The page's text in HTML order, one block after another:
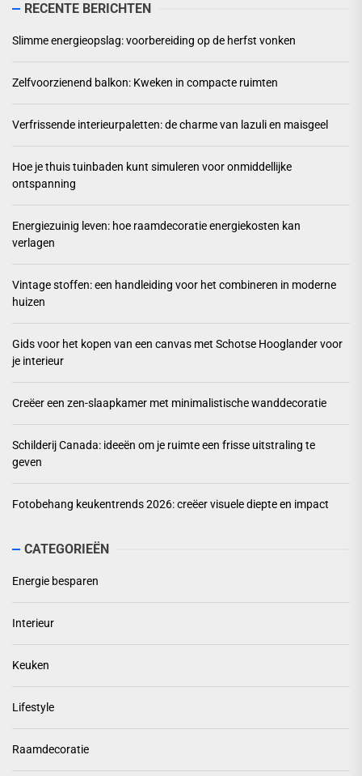
RECENTE BERICHTEN
Slimme energieopslag: voorbereiding op de herfst vonken
Zelfvoorzienend balkon: Kweken in compacte ruimten
Verfrissende interieurpaletten: de charme van lazuli en maisgeel
Hoe je thuis tuinbaden kunt simuleren voor onmiddellijke
ontspanning
Energiezuinig leven: hoe raamdecoratie energiekosten kan
verlagen
Vintage stoffen: een handleiding voor het combineren in moderne
huizen
Gids voor het kopen van een canvas met Schotse Hooglander voor
je interieur
Creëer een zen-slaapkamer met minimalistische wanddecoratie
Schilderij Canada: ideeën om je ruimte een frisse uitstraling te
geven
Fotobehang keukentrends 2026: creëer visuele diepte en impact
CATEGORIEËN
Energie besparen
Interieur
Keuken
Lifestyle
Raamdecoratie